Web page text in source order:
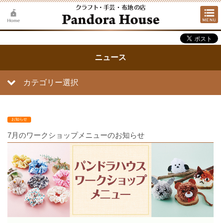
ニュース
カテゴリー選択
お知らせ
7月のワークショップメニューのお知らせ